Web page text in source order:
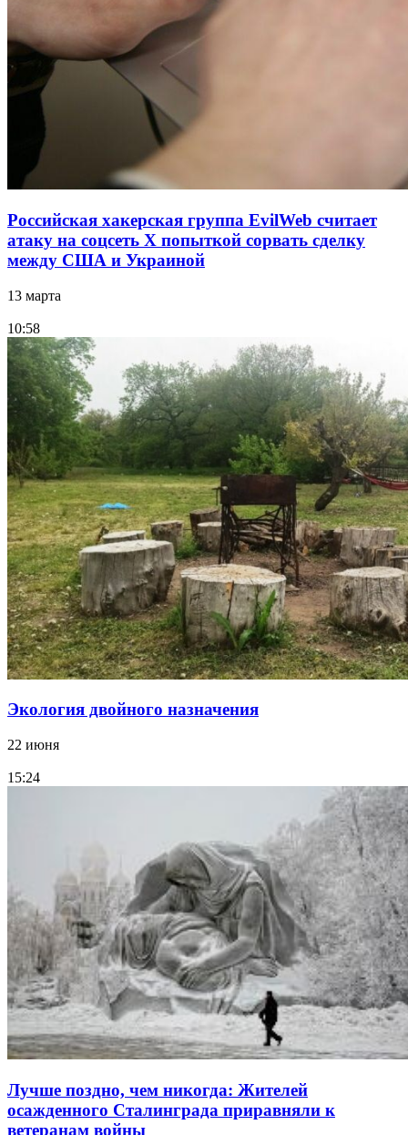
Российская хакерская группа EvilWeb считает
атаку на соцсеть Х попыткой сорвать сделку
между США и Украиной
13 марта
10:58
Экология двойного назначения
22 июня
15:24
Лучше поздно, чем никогда: Жителей
осажденного Сталинграда приравняли к
ветеранам войны